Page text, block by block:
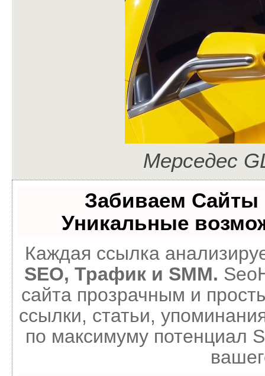
Мерседес
Забиваем
Уникальные
Каждая ссылка
SEO, Трафик и SMM.
сайта прозрачным и
ссылки, статьи,
по максимуму потенциал